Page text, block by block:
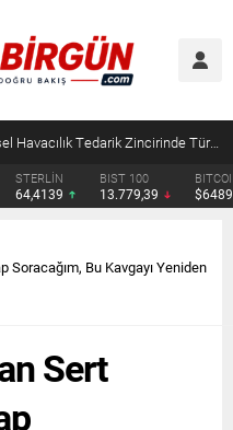
Çocuklara kesici alet satışına yasak ve ceza infazında yeni dönem
BIST 100
13.779,39
BITCOIN
$64891
Soracağım, Bu Kavgayı Yeniden
Sert